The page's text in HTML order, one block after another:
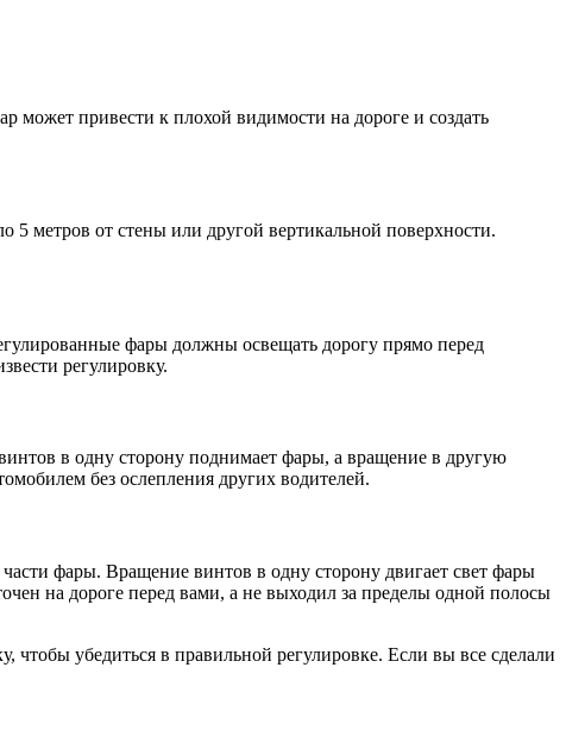
может привести к плохой видимости на дороге и создать
5 метров от стены или другой вертикальной поверхности.
фары должны освещать дорогу прямо перед
регулировку.
в одну сторону поднимает фары, а вращение в другую
без ослепления других водителей.
фары. Вращение винтов в одну сторону двигает свет фары
на дороге перед вами, а не выходил за пределы одной полосы
чтобы убедиться в правильной регулировке. Если вы все сделали